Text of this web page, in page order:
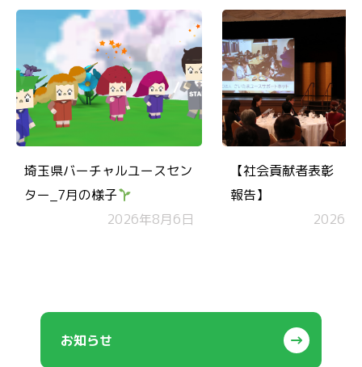
埼玉県バーチャルユースセン
ター_7月の様子
2026年8月6日
【社会貢献者表彰
報告】
2026年
お知らせ